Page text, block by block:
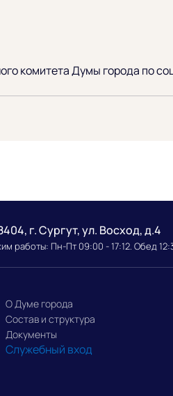
комитета Думы города по
г. Сургут, ул. Восход, д.4
работы: Пн-Пт 09:00 - 17:12. Обед
О Думе города
Состав и структура
Документы
Служебный вход